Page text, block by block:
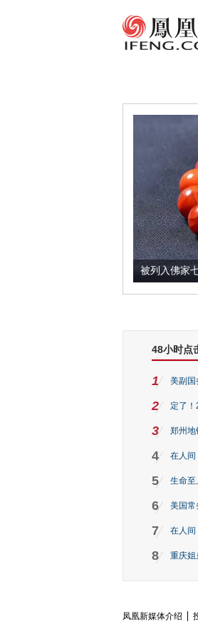
被列入佛家
48小时点
1 美副
2 定了
3 郑州地
4 在人间
5 生命至
6 美国常
7 在人间
8 重庆姐
凤凰新媒体介绍